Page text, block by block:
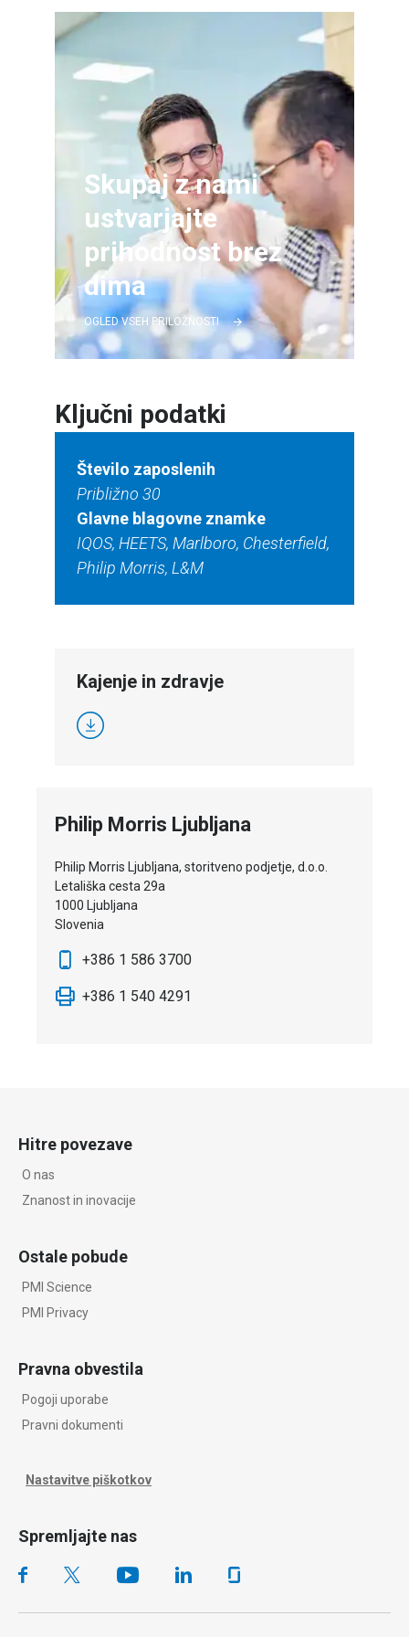
Skupaj z nami
ustvarjajte
prihodnost brez
dima
OGLED VSEH PRILOŽNOSTI
Ključni podatki
Število zaposlenih
Približno 30
Glavne blagovne znamke
IQOS, HEETS, Marlboro, Chesterfield,
Philip Morris, L&M
Kajenje in zdravje
Philip Morris Ljubljana
Philip Morris Ljubljana, storitveno podjetje, d.o.o.
Letališka cesta 29a
1000 Ljubljana
Slovenia
+386 1 586 3700
+386 1 540 4291
Hitre povezave
O nas
Znanost in inovacije
Ostale pobude
PMI Science
PMI Privacy
Pravna obvestila
Pogoji uporabe
Pravni dokumenti
Nastavitve piškotkov
Spremljajte nas